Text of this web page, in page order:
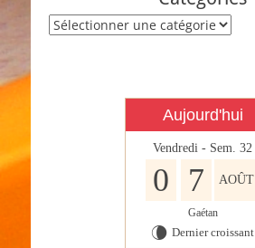
Catégories
Aujourd'hui
Vendredi - Sem. 32
0 7 AOÛT
Gaétan
V Dernier croissant